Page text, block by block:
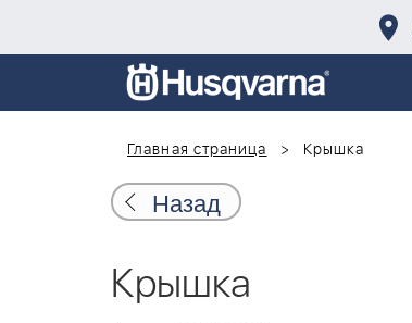
Главная страница
Крышка
Назад
Крышка